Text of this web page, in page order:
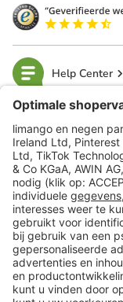
Help Center
limango
Veilig winkelen
Klantenservice
Shop
Acties